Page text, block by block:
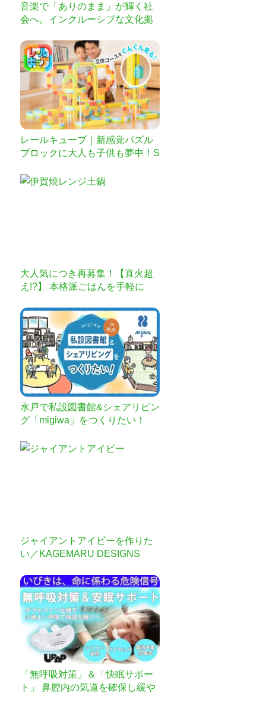
音楽で「ありのまま」が輝く社
会へ。インクルーシブな文化拠
レールキューブ｜新感覚パズル
ブロックに大人も子供も夢中！S
大人気につき再募集！【直火超
え!?】 本格派ごはんを手軽に
水戸で私設図書館&シェアリビン
グ「migiwa」をつくりたい！
ジャイアントアイビーを作りた
い／KAGEMARU DESIGNS
「無呼吸対策」＆「快眠サポー
ト」 鼻腔内の気道を確保し緩や